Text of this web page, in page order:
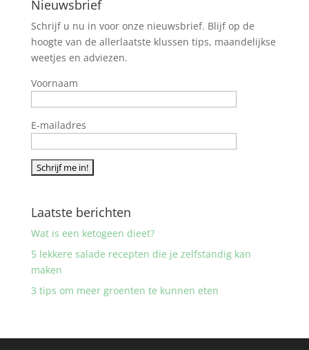
Nieuwsbrief
Schrijf u nu in voor onze nieuwsbrief. Blijf op de
hoogte van de allerlaatste klussen tips, maandelijkse
weetjes en adviezen.
Voornaam
E-mailadres
Laatste berichten
Wat is een ketogeen dieet?
5 lekkere salade recepten die je zelfstandig kan
maken
3 tips om meer groenten te kunnen eten